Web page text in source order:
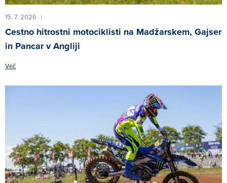
15. 7. 2026 |
Cestno hitrostni motociklisti na Madžarskem, Gajser
in Pancar v Angliji
Več